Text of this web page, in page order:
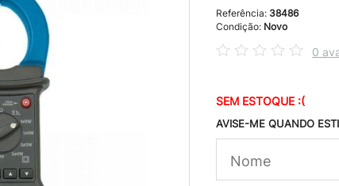
Referência: 38486
Condição: Novo
0
SEM ESTOQUE :(
AVISE-ME QUANDO